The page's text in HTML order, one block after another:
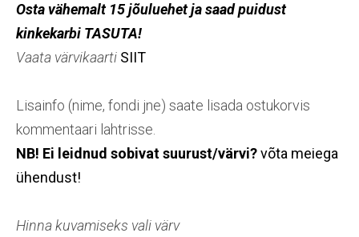
Osta vähemalt 15 jõuluehet ja saad puidust
kinkekarbi TASUTA!
Vaata värvikaarti SIIT
Lisainfo (nime, fondi jne) saate lisada ostukorvis
kommentaari lahtrisse.
NB! Ei leidnud sobivat suurust/värvi?võta meiega
ühendust!
Hinna kuvamiseks vali värv